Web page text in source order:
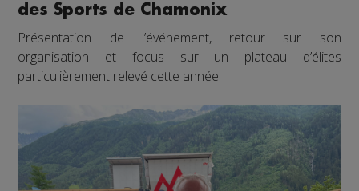
des Sports de Chamonix
Présentation de l’événement, retour sur son
organisation et focus sur un plateau d’élites
particulièrement relevé cette année.